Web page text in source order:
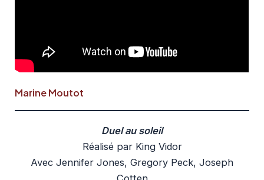
Marine Moutot
Duel au soleil
Réalisé par King Vidor
Avec Jennifer Jones, Gregory Peck, Joseph